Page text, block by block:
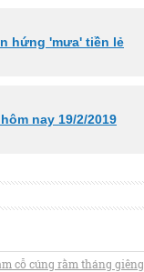
hứng 'mưa' tiền lẻ
nay 19/2/2019
cỗ cúng rằm tháng giêng